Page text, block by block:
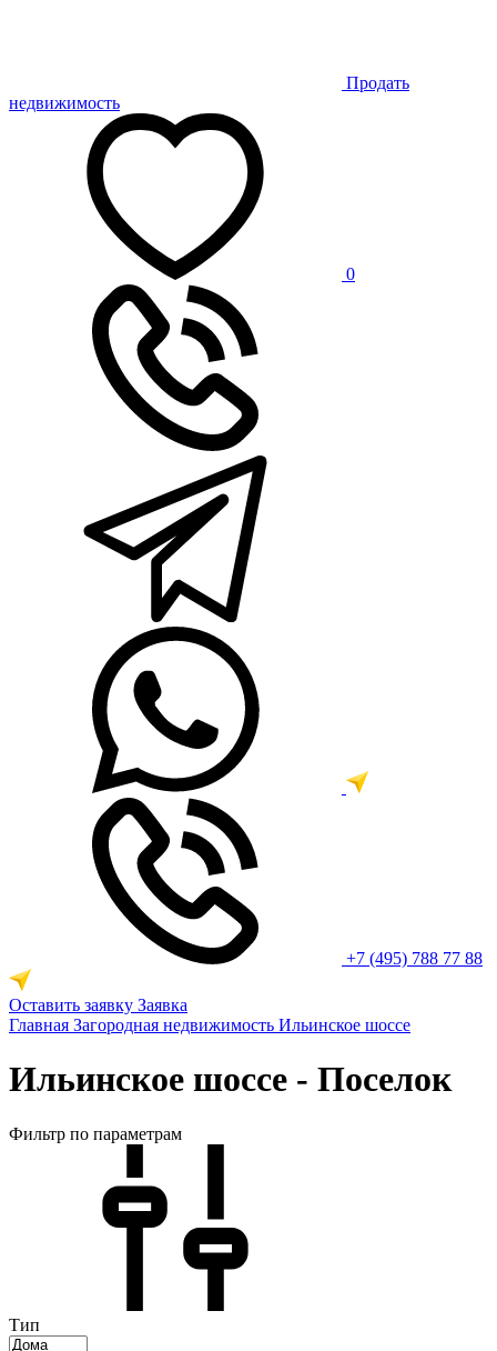
Продать
недвижимость
0
+7 (495) 788 77 88
Оставить заявку Заявка
Главная Загородная недвижимость Ильинское шоссе
Ильинское шоссе - Поселок
Фильтр по параметрам
Тип